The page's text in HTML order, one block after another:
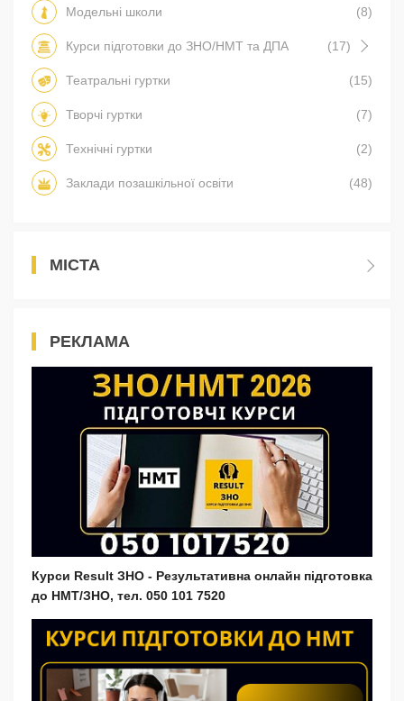
Модельні школи (8)
Курси підготовки до ЗНО/НМТ та ДПА (17)
Театральні гуртки (15)
Творчі гуртки (7)
Технічні гуртки (2)
Заклади позашкільної освіти (48)
МІСТА
РЕКЛАМА
Курси Result ЗНО - Результативна онлайн підготовка
до НМТ/ЗНО, тел. 050 101 7520